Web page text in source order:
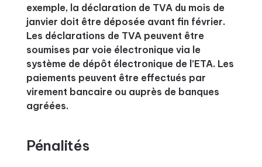
exemple, la déclaration de TVA du mois de
janvier doit être déposée avant fin février.
Les déclarations de TVA peuvent être
soumises par voie électronique via le
système de dépôt électronique de l’ETA. Les
paiements peuvent être effectués par
virement bancaire ou auprès de banques
agréées.
Pénalités